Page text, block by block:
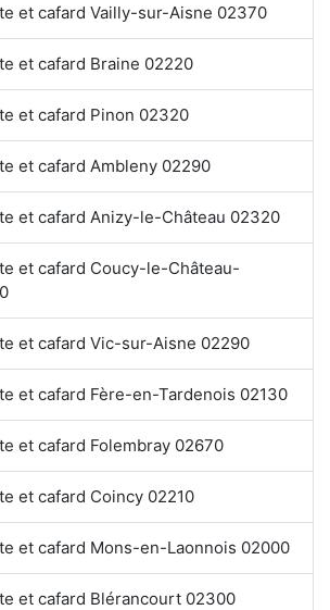
et cafard Vailly-sur-Aisne 02370
et cafard Braine 02220
et cafard Pinon 02320
et cafard Ambleny 02290
et cafard Anizy-le-Château 02320
et cafard Coucy-le-Château-
et cafard Vic-sur-Aisne 02290
et cafard Fère-en-Tardenois 02130
et cafard Folembray 02670
et cafard Coincy 02210
et cafard Mons-en-Laonnois 02000
et cafard Blérancourt 02300